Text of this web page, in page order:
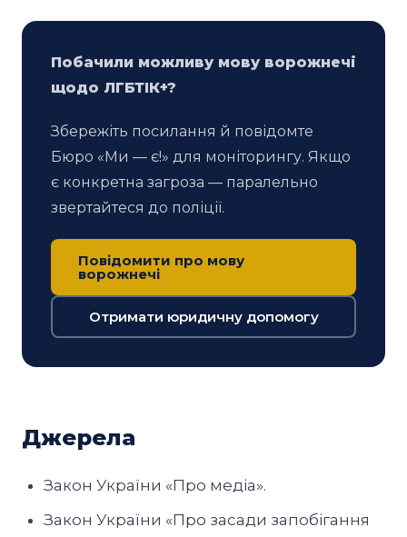
Побачили можливу мову ворожнечі
щодо ЛГБТІК+?
Збережіть посилання й повідомте
Бюро «Ми — є!» для моніторингу. Якщо
є конкретна загроза — паралельно
звертайтеся до поліції.
Повідомити про мову
ворожнечі
Отримати юридичну допомогу
Джерела
Закон України «Про медіа».
Закон України «Про засади запобігання